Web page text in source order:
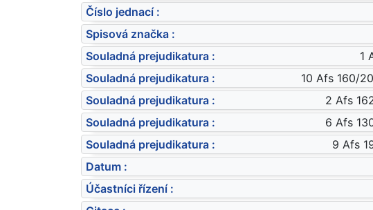
Číslo jednací :
Spisová značka :
Souladná prejudikatura :
1
Souladná prejudikatura :
10 Afs 160/
Souladná prejudikatura :
2 Afs
Souladná prejudikatura :
6 Afs
Souladná prejudikatura :
9 Afs
Datum :
Účastníci řízení :